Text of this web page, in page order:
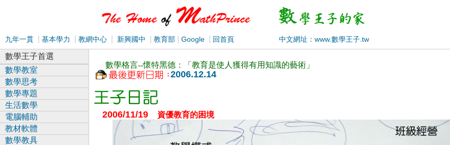
九年一貫 基本學力 教網中心 新興國中 教育部 Google 回首頁 中文網址：www.數學王子.tw
數學格言--懷特黑德：「教育是使人獲得有用知識的藝術」
2006.12.14
2006/11/19 資優教育的困境
數學王子首選
數學教室
數學思考
數學專題
生活數學
電腦輔助
教材軟體
數學教具